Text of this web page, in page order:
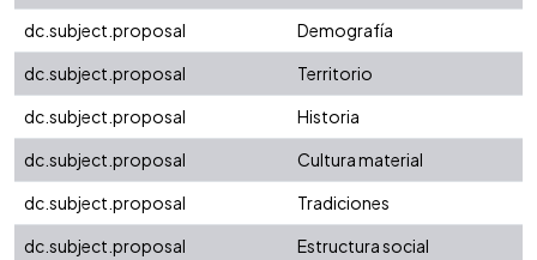
dc.subject.proposal
Demografía
dc.subject.proposal
Territorio
dc.subject.proposal
Historia
dc.subject.proposal
Cultura material
dc.subject.proposal
Tradiciones
dc.subject.proposal
Estructura social